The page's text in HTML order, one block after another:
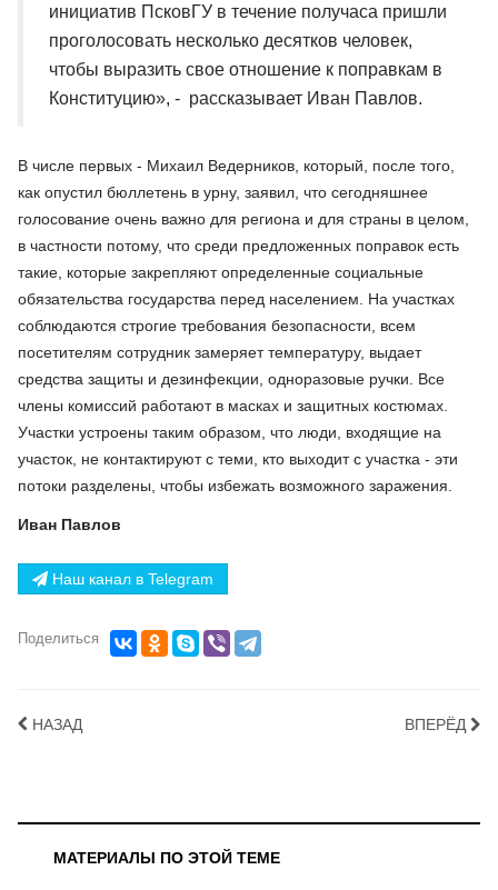
инициатив ПсковГУ в течение получаса пришли
проголосовать несколько десятков человек,
чтобы выразить свое отношение к поправкам в
Конституцию», - рассказывает Иван Павлов.
В числе первых - Михаил Ведерников, который, после того,
как опустил бюллетень в урну, заявил, что сегодняшнее
голосование очень важно для региона и для страны в целом,
в частности потому, что среди предложенных поправок есть
такие, которые закрепляют определенные социальные
обязательства государства перед населением. На участках
соблюдаются строгие требования безопасности, всем
посетителям сотрудник замеряет температуру, выдает
средства защиты и дезинфекции, одноразовые ручки. Все
члены комиссий работают в масках и защитных костюмах.
Участки устроены таким образом, что люди, входящие на
участок, не контактируют с теми, кто выходит с участка - эти
потоки разделены, чтобы избежать возможного заражения.
Иван Павлов
Наш канал в Telegram
Поделиться
НАЗАД ВПЕРЁД
МАТЕРИАЛЫ ПО ЭТОЙ ТЕМЕ